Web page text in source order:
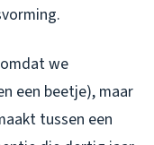
we
een beetje), maar
tussen een